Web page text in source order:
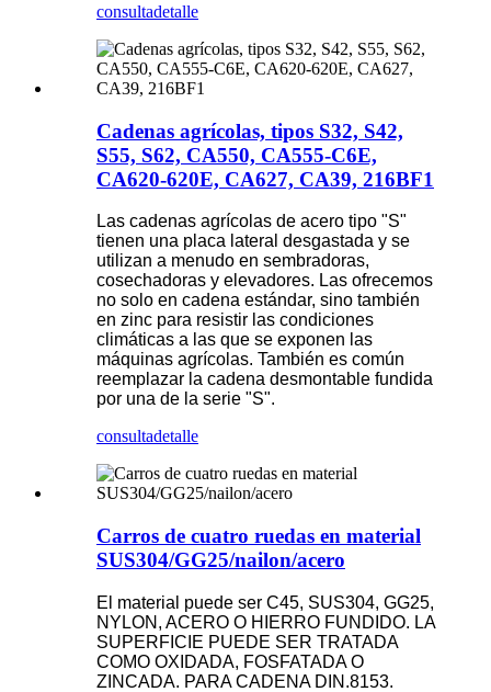
consultadetalle
Cadenas agrícolas, tipos S32, S42,
S55, S62, CA550, CA555-C6E,
CA620-620E, CA627, CA39, 216BF1
Las cadenas agrícolas de acero tipo "S"
tienen una placa lateral desgastada y se
utilizan a menudo en sembradoras,
cosechadoras y elevadores. Las ofrecemos
no solo en cadena estándar, sino también
en zinc para resistir las condiciones
climáticas a las que se exponen las
máquinas agrícolas. También es común
reemplazar la cadena desmontable fundida
por una de la serie "S".
consultadetalle
Carros de cuatro ruedas en material
SUS304/GG25/nailon/acero
El material puede ser C45, SUS304, GG25,
NYLON, ACERO O HIERRO FUNDIDO. LA
SUPERFICIE PUEDE SER TRATADA
COMO OXIDADA, FOSFATADA O
ZINCADA. PARA CADENA DIN.8153.